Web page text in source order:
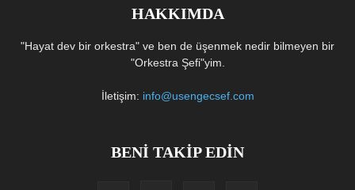
HAKKIMDA
"Hayat dev bir orkestra" ve ben de üşenmek nedir bilmeyen bir
"Orkestra Şefi"yim.
İletişim: info@usengecsef.com
BENİ TAKİP EDİN